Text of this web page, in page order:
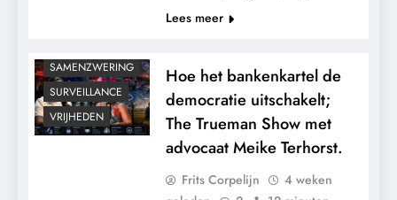
Lees meer
SAMENZWERING
SURVEILLANCE
VRIJHEDEN
Hoe het bankenkartel de
democratie uitschakelt;
The Trueman Show met
advocaat Meike Terhorst.
Frits Corpelijn
4 weken